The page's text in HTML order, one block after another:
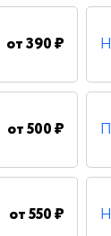
от390 ₽
от500 ₽
от550 ₽